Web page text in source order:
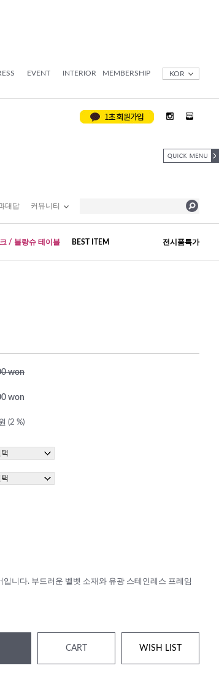
EVENT INTERIOR MEMBERSHIP KOR
대답 커뮤니티
/ 블랑슈 테이블 BEST ITEM 전시품특가
won
won
(2 %)
니다. 부드러운 벨벳 소재와 유광 스테인레스 프레임
CART WISH LIST